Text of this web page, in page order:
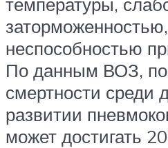
неспособностью
По данным ВОЗ,
смертности среди
развитии
может достигать